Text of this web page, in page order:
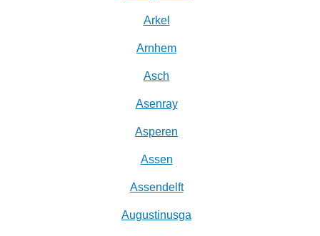
Arkel
Arnhem
Asch
Asenray
Asperen
Assen
Assendelft
Augustinusga